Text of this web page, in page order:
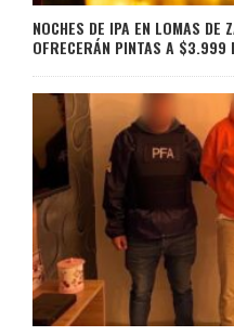
NOCHES DE IPA EN LOMAS DE
OFRECERÁN PINTAS A $3.999